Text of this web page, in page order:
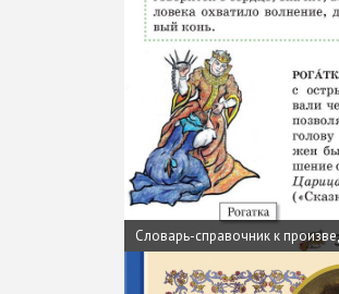
Словарь-справочник к